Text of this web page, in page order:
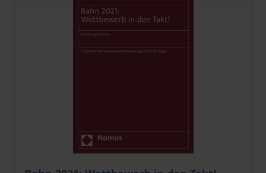
Der Preis dieses Titels richtet sich nach der